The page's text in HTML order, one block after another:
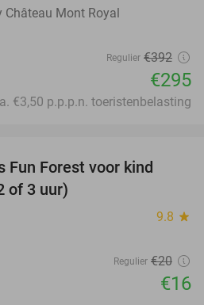
Mont Royal
Regulier €392
€295
€3,50 p.p.p.n. toeristenbelasting
Fun Forest voor kind
of 3 uur)
9.8 star
Regulier €20
€16